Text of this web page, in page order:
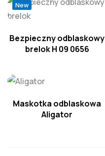
New
Bezpieczny odblaskowy
brelok H 09 0656
Maskotka odblaskowa
Aligator